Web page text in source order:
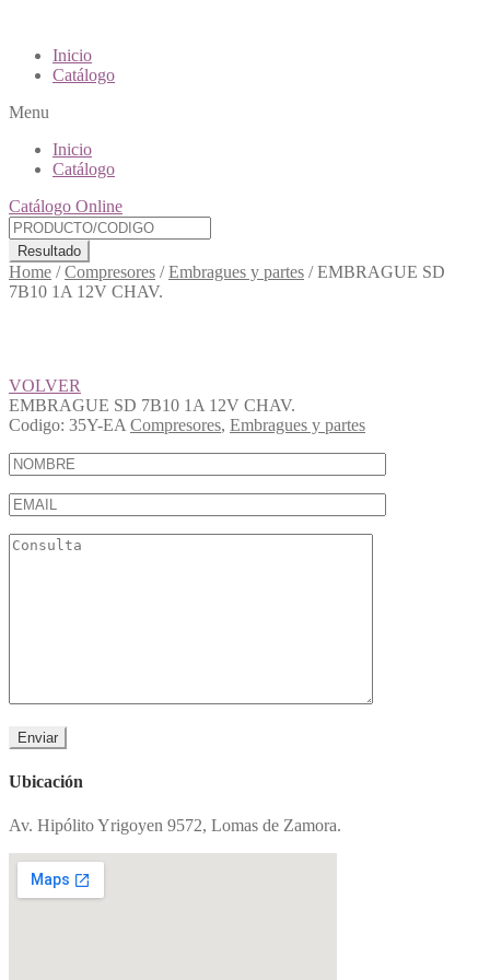
Inicio
Catálogo
Menu
Inicio
Catálogo
Catálogo Online
Resultado
Home /Compresores /Embragues y partes /EMBRAGUE SD
7B10 1A 12V CHAV.
VOLVER
EMBRAGUE SD 7B10 1A 12V CHAV.
Codigo: 35Y-EA Compresores, Embragues y partes
Ubicación
Av. Hipólito Yrigoyen 9572, Lomas de Zamora.